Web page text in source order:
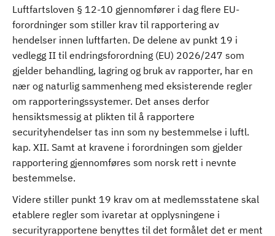
Luftfartsloven § 12-10 gjennomfører i dag flere EU-
forordninger som stiller krav til rapportering av
hendelser innen luftfarten. De delene av punkt 19 i
vedlegg II til endringsforordning (EU) 2026/247 som
gjelder behandling, lagring og bruk av rapporter, har en
nær og naturlig sammenheng med eksisterende regler
om rapporteringssystemer. Det anses derfor
hensiktsmessig at plikten til å rapportere
securityhendelser tas inn som ny bestemmelse i luftl.
kap. XII. Samt at kravene i forordningen som gjelder
rapportering gjennomføres som norsk rett i nevnte
bestemmelse.
Videre stiller punkt 19 krav om at medlemsstatene skal
etablere regler som ivaretar at opplysningene i
securityrapportene benyttes til det formålet det er ment